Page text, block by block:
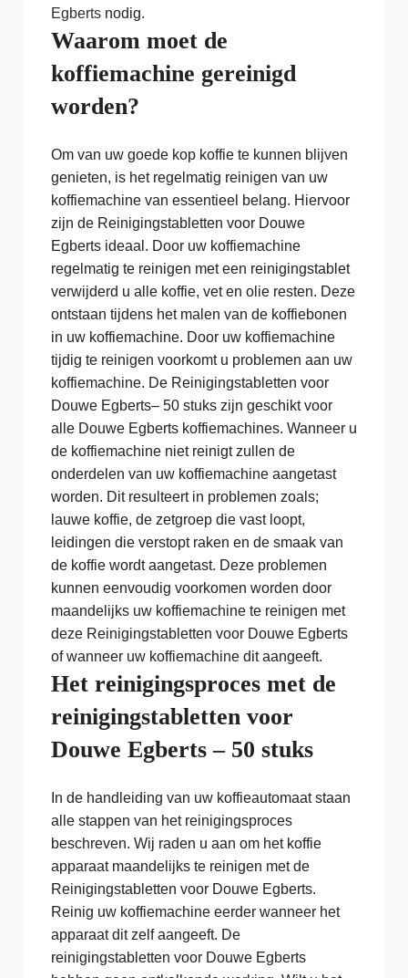
Egberts nodig.
Waarom moet de
koffiemachine gereinigd
worden?
Om van uw goede kop koffie te kunnen blijven
genieten, is het regelmatig reinigen van uw
koffiemachine van essentieel belang. Hiervoor
zijn de Reinigingstabletten voor Douwe
Egberts ideaal. Door uw koffiemachine
regelmatig te reinigen met een reinigingstablet
verwijderd u alle koffie, vet en olie resten. Deze
ontstaan tijdens het malen van de koffiebonen
in uw koffiemachine. Door uw koffiemachine
tijdig te reinigen voorkomt u problemen aan uw
koffiemachine. De Reinigingstabletten voor
Douwe Egberts– 50 stuks zijn geschikt voor
alle Douwe Egberts koffiemachines. Wanneer u
de koffiemachine niet reinigt zullen de
onderdelen van uw koffiemachine aangetast
worden. Dit resulteert in problemen zoals;
lauwe koffie, de zetgroep die vast loopt,
leidingen die verstopt raken en de smaak van
de koffie wordt aangetast. Deze problemen
kunnen eenvoudig voorkomen worden door
maandelijks uw koffiemachine te reinigen met
deze Reinigingstabletten voor Douwe Egberts
of wanneer uw koffiemachine dit aangeeft.
Het reinigingsproces met de
reinigingstabletten voor
Douwe Egberts – 50 stuks
In de handleiding van uw koffieautomaat staan
alle stappen van het reinigingsproces
beschreven. Wij raden u aan om het koffie
apparaat maandelijks te reinigen met de
Reinigingstabletten voor Douwe Egberts.
Reinig uw koffiemachine eerder wanneer het
apparaat dit zelf aangeeft. De
reinigingstabletten voor Douwe Egberts